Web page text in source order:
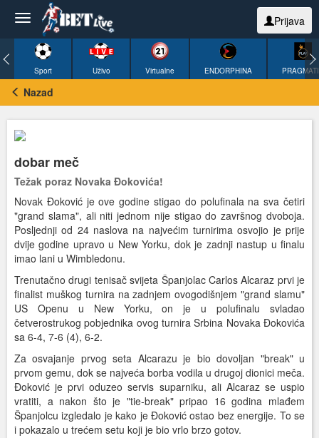
Prijava
Sport Uživo Virtualne ENDORPHINA
Nazad
dobar meč
Težak poraz Novaka Đokovića!
Novak Đoković je ove godine stigao do polufinala na sva četiri
"grand slama", ali niti jednom nije stigao do završnog dvoboja.
Posljednji od 24 naslova na najvećim turnirima osvojio je prije
dvije godine upravo u New Yorku, dok je zadnji nastup u finalu
imao lani u Wimbledonu.
Trenutačno drugi tenisač svijeta Španjolac Carlos Alcaraz prvi je
finalist muškog turnira na zadnjem ovogodišnjem "grand slamu"
US Openu u New Yorku, on je u polufinalu svladao
četverostrukog pobjednika ovog turnira Srbina Novaka Đokovića
sa 6-4, 7-6 (4), 6-2.
Za osvajanje prvog seta Alcarazu je bio dovoljan "break" u
prvom gemu, dok se najveća borba vodila u drugoj dionici meča.
Đoković je prvi oduzeo servis suparniku, ali Alcaraz se uspio
vratiti, a nakon što je "tie-break" pripao 16 godina mlađem
Španjolcu izgledalo je kako je Đoković ostao bez energije. To se
i pokazalo u trećem setu koji je bio vrlo brzo gotov.